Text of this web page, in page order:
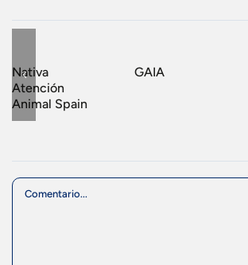
Nativa
Atención
Animal Spain
GAIA
Comment